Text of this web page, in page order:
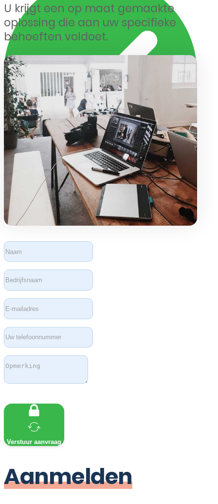
U krijgt een op maat gemaakte
oplossing die aan uw specifieke
behoeften voldoet.
Verstuur aanvraag
Aanmelden